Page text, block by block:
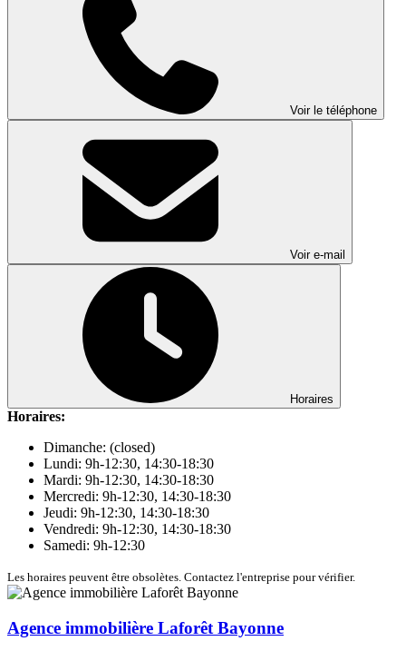
Voir le téléphone
Voir e-mail
Horaires
Horaires:
Dimanche: (closed)
Lundi: 9h-12:30, 14:30-18:30
Mardi: 9h-12:30, 14:30-18:30
Mercredi: 9h-12:30, 14:30-18:30
Jeudi: 9h-12:30, 14:30-18:30
Vendredi: 9h-12:30, 14:30-18:30
Samedi: 9h-12:30
Les horaires peuvent être obsolètes. Contactez l'entreprise pour vérifier.
Agence immobilière Laforêt Bayonne